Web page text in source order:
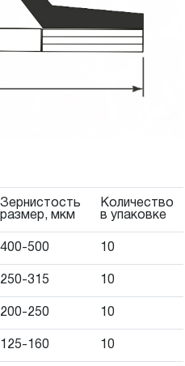
Зернистость
размер, мкм
Количество
в упаковке
400-500 10
250-315 10
200-250 10
125-160 10
КИНЕМАТИЧЕСКУЮ СХЕМУ
гарантии», в связи с
износом при
использования в условиях
до одного месяца.
определяется по дате
инструмента или
В отдельных
инструмента в